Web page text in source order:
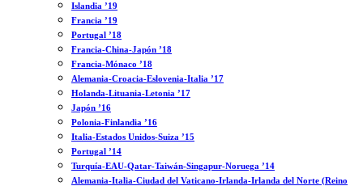
Islandia ’19
Francia ’19
Portugal ’18
Francia-China-Japón ’18
Francia-Mónaco ’18
Alemania-Croacia-Eslovenia-Italia ’17
Holanda-Lituania-Letonia ’17
Japón ’16
Polonia-Finlandia ’16
Italia-Estados Unidos-Suiza ’15
Portugal ’14
Turquía-EAU-Qatar-Taiwán-Singapur-Noruega ’14
Alemania-Italia-Ciudad del Vaticano-Irlanda-Irlanda del Norte (Reino